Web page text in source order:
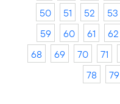
50
51 52 53
59
60 61 62
68
69 70 71
78
79